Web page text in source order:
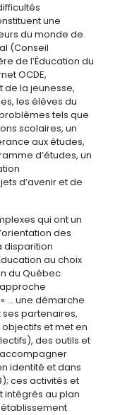
une
du monde de
(Conseil
de l’Éducation du
OCDE,
de la jeunesse,
les élèves du
tels que
scolaires, un
aux études,
d’études, un
d’avenir et de
qui ont un
des
disparition
au choix
du Québec
… une démarche
partenaires,
et met en
des outils et
identité et dans
ces activités et
intégrés au plan